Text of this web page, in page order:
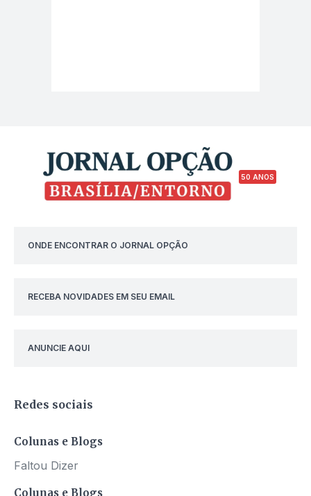
50 ANOS
ONDE ENCONTRAR O JORNAL OPÇÃO
RECEBA NOVIDADES EM SEU EMAIL
ANUNCIE AQUI
Redes sociais
Colunas e Blogs
Faltou Dizer
Colunas e Blogs